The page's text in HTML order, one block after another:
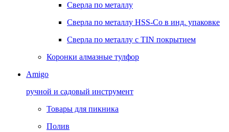
Сверла по металлу
Сверла по металлу HSS-Co в инд. упаковке
Сверла по металлу с TIN покрытием
Коронки алмазные тулфор
Amigo
ручной и садовый инструмент
Товары для пикника
Полив